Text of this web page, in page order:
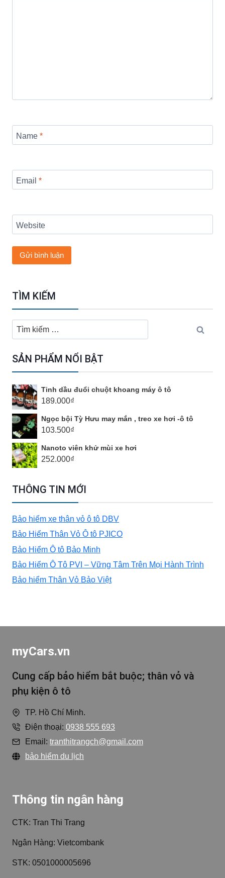
Name *
Email *
Website
TÌM KIẾM
Tìm
kiếm
SẢN PHẨM NỔI BẬT
Tinh dầu đuổi chuột khoang máy ô tô
189.000₫
Ngọc bội Tỳ Hưu may mắn , treo xe hơi -ô tô
103.500₫
Nanoto viên khử mùi xe hơi
252.000₫
THÔNG TIN MỚI
Bảo hiểm xe thân vỏ ô tô DBV
Bảo Hiểm Thân Vỏ Ô tô PJICO
Bảo Hiểm Ô tô Bảo Minh
Bảo Hiểm Ô Tô PVI – Vững Tâm Trên Mọi Hành Trình
Bảo hiểm Thân Vỏ Bảo Việt
myCars.vn
Cung cấp bảo hiểm bắt buộc; thân vỏ và
phụ kiện ô tô
TP. Hồ Chí Minh.
Điện thoại: 0938 555 693
Email: tranthitrangch@gmail.com
bảo hiểm du lịch
Thông tin ngân hàng
CTK: Tran Thi Trang
Ngân Hàng: Vietcombank
STK: 0501000005696